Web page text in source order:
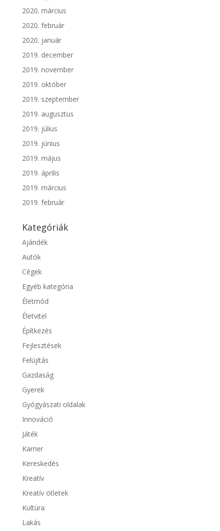
2020. március
2020. február
2020. január
2019. december
2019. november
2019. október
2019. szeptember
2019. augusztus
2019. július
2019. június
2019. május
2019. április
2019. március
2019. február
Kategóriák
Ajándék
Autók
Cégek
Egyéb kategória
Életmód
Életvitel
Építkezés
Fejlesztések
Felújítás
Gazdaság
Gyerek
Gyógyászati oldalak
Innováció
Játék
Karrier
Kereskedés
Kreatív
Kreatív ötletek
Kultúra
Lakás